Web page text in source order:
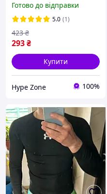
червоні оплатити при
отриманні нова пошта
Одяг для спорту дому
Готово до відправки
5.0 (1)
293₴
423 ₴
Купити
Hype Zone 100%